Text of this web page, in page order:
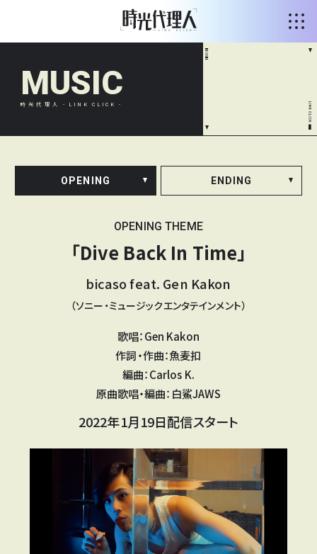
MUSIC
時光代理人 - LINK CLICK -
OPENING ENDING
OPENING THEME
「Dive Back In Time」
bicaso feat. Gen Kakon
（ソニー・ミュージックエンタテインメント）
歌唱：Gen Kakon
作詞・作曲：魚麦扣
編曲：Carlos K.
原曲歌唱・編曲：白鯊JAWS
2022年1月19日配信スタート